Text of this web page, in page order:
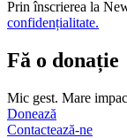
Prin înscrierea la
confidențialitate.
Fă o donație
Mic gest. Mare
Donează
Contactează-ne